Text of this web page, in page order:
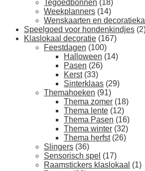
Tegoedbonnen (18)
Weekplanners (14)
Wenskaarten en
Speelgoed voor hondenkindjes
Klaslokaal decoratie (167)
Feestdagen (100)
Halloween (14)
Pasen (26)
Kerst (33)
Sinterklaas (29)
Themahoeken (91)
Thema zomer (18)
Thema lente (12)
Thema Pasen (16)
Thema winter (32)
Thema herfst (26)
Slingers (36)
Sensorisch spel (17)
Raamstickers klaslokaal (1)